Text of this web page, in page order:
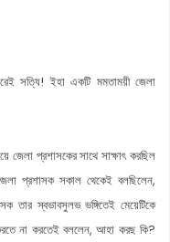
সত্যি! ইহা একটি মমতাময়ী জেলা
প্রশাসকের সাথে সাক্ষাৎ করছিল
প্রশাসক সকাল থেকেই বলছিলেন,
তার স্বভাবসুলভ ভঙ্গিতেই মেয়েটিকে
না করতেই বললেন, আহা করছ কি?